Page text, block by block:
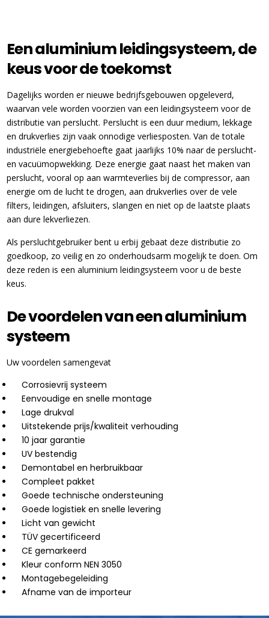
Een aluminium leidingsysteem, de
keus voor de toekomst
Dagelijks worden er nieuwe bedrijfsgebouwen opgeleverd,
waarvan vele worden voorzien van een leidingsysteem voor de
distributie van perslucht. Perslucht is een duur medium, lekkage
en drukverlies zijn vaak onnodige verliesposten. Van de totale
industriële energiebehoefte gaat jaarlijks 10% naar de perslucht-
en vacuümopwekking. Deze energie gaat naast het maken van
perslucht, vooral op aan warmteverlies bij de compressor, aan
energie om de lucht te drogen, aan drukverlies over de vele
filters, leidingen, afsluiters, slangen en niet op de laatste plaats
aan dure lekverliezen.
Als persluchtgebruiker bent u erbij gebaat deze distributie zo
goedkoop, zo veilig en zo onderhoudsarm mogelijk te doen. Om
deze reden is een aluminium leidingsysteem voor u de beste
keus.
De voordelen van een aluminium
systeem
Uw voordelen samengevat
Corrosievrij systeem
Eenvoudige en snelle montage
Lage drukval
Uitstekende prijs/kwaliteit verhouding
10 jaar garantie
UV bestendig
Demontabel en herbruikbaar
Compleet pakket
Goede technische ondersteuning
Goede logistiek en snelle levering
Licht van gewicht
TÜV gecertificeerd
CE gemarkeerd
Kleur conform NEN 3050
Montagebegeleiding
Afname van de importeur